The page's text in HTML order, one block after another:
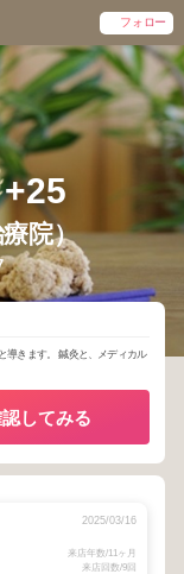
フォロー
+25
院）
導きます。 鍼灸と、メディカル
してみる
2025/03/16
来店年数/11ヶ月
来店回数/9回